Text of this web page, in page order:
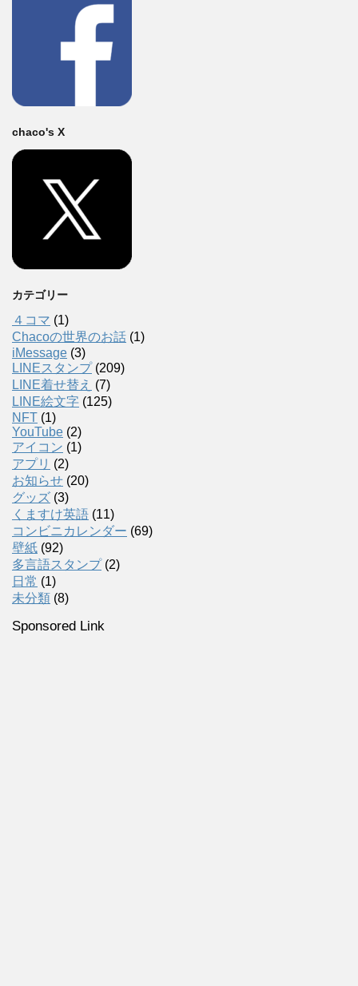
chaco's X
カテゴリー
４コマ (1)
Chacoの世界のお話 (1)
iMessage (3)
LINEスタンプ(209)
LINE着せ替え (7)
LINE絵文字 (125)
NFT (1)
YouTube (2)
アイコン (1)
アプリ (2)
お知らせ (20)
グッズ (3)
くますけ英語 (11)
コンビニカレンダー (69)
壁紙 (92)
多言語スタンプ(2)
日常 (1)
未分類 (8)
Sponsored Link